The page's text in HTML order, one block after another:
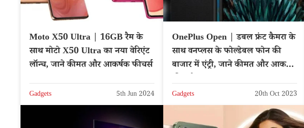
Moto X50 Ultra | 16GB रैम के
साथ मोटो X50 Ultra का नया वेरिएंट
लॉन्च, जाने कीमत और आकर्षक फीचर्स
Gadgets 5th Jun 2024
OnePlus Open | डबल फ्रंट कैमरा के
साथ वनप्लस के फोल्डेबल फोन की
बाजार में एंट्री, जाने कीमत और आकर्षक
Gadgets 20th Oct 2023